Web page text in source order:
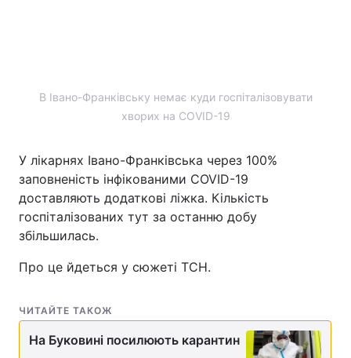
Погода
Лонгріди
Відео з Youtube
Інтерв'ю Думки
Контакти
В Івано-Франківську немає куди госпіталізовувати
хворих на COVID-19
У лікарнях Івано-Франківська через 100%
заповненість інфікованими COVID-19
доставляють додаткові ліжка. Кількість
госпіталізованих тут за останню добу
збільшилась.
Про це йдеться у сюжеті ТСН.
ЧИТАЙТЕ ТАКОЖ
На Буковині посилюють карантин